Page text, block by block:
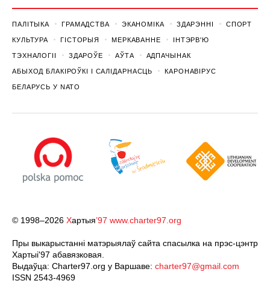
ПАЛІТЫКА ГРАМАДСТВА ЭКАНОМІКА ЗДАРЭННI СПОРТ
КУЛЬТУРА ГІСТОРЫЯ МЕРКАВАННЕ ІНТЭРВ'Ю
ТЭХНАЛОГІІ ЗДАРОЎЕ АЎТА АДПАЧЫНАК
АБЫХОД БЛАКІРОЎКІ І САЛІДАРНАСЦЬ КАРОНАВІРУС
БЕЛАРУСЬ У NATO
© 1998–2026 Хартыя’97 www.charter97.org
Пры выкарыстанні матэрыялаў сайта спасылка на прэс-цэнтр
Хартыi'97 абавязковая.
Выдаўца: Charter97.org у Варшаве: charter97@gmail.com
ISSN 2543-4969